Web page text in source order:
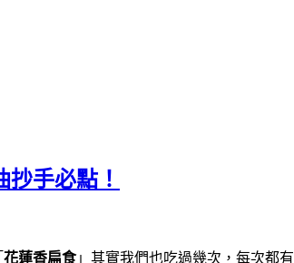
手必點！
花蓮香扁食」其實我們也吃過幾次，每次都